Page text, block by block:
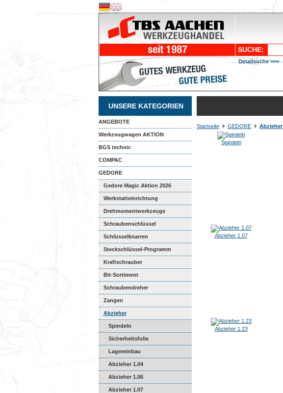
SUCHE:
Detailsuche >>>
UNSERE KATEGORIEN
ANGEBOTE
Werkzeugwagen AKTION
BGS technic
COMPAC
GEDORE
Gedore Magic Aktion 2026
Werkstatteinrichtung
Drehmomentwerkzeuge
Schraubenschlüssel
Schlüsselknarren
Steckschlüssel-Programm
Kraftschrauber
Bit-Sortiment
Schraubendreher
Zangen
Abzieher
Spindeln
Sicherheitsfolie
Lagereinbau
Abzieher 1.04
Abzieher 1.06
Abzieher 1.07
Startseite GEDORE Abzieher
Spindeln
Abzieher 1.07
Abzieher 1.23